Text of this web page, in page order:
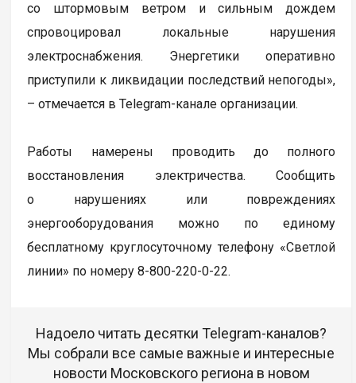
со штормовым ветром и сильным дождем
спровоцировал локальные нарушения
электроснабжения. Энергетики оперативно
приступили к ликвидации последствий непогоды»,
– отмечается в Telegram-канале организации.
Работы намерены проводить до полного
восстановления электричества. Сообщить
о нарушениях или повреждениях
энергооборудования можно по единому
бесплатному круглосуточному телефону «Светлой
линии» по номеру 8-800-220-0-22.
Надоело читать десятки Telegram-каналов?
Мы собрали все самые важные и интересные
новости Московского региона в новом